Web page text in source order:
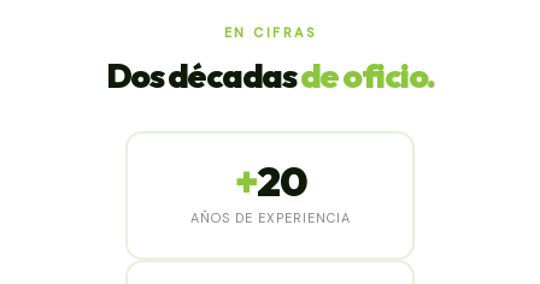
EN CIFRAS
Dos décadasde oficio.
+20
AÑOS DE EXPERIENCIA